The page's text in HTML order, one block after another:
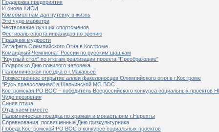
Поддержка предприятия
И снова КИСИ
Комсомол нам дал путевку в жизнь
Это чудо маркетри
Чествование лучших спортсменов
Фестиваль спорта инвалидов по зрению
Праздник мудрости
Эстафета Олимпийского Огня в Костроме
Командный Чемпионат России по русским шашкам
"Круглый стол" по итогам реализации проекта "Преображение"
Подарок ко Дню пожилого человека
Паломническая поездка в г.Макарьев
Торжественное открытие аллеи факелоносцев Олимпийского огня в г.Костроме
"Русь православная" в Шарьинской МО ВОС
Костромская РО ВОС – победитель Всероссийского конкурса социальных проектов
Чудо прозрения
Синяя птица
Отдыхаем вместе
Паломническая поездка по храмам и монастырям г.Нерехты
Соревнования, посвященные Дню физкультурника
Победа Костромской РО ВОС в конкурсе социальных проектов